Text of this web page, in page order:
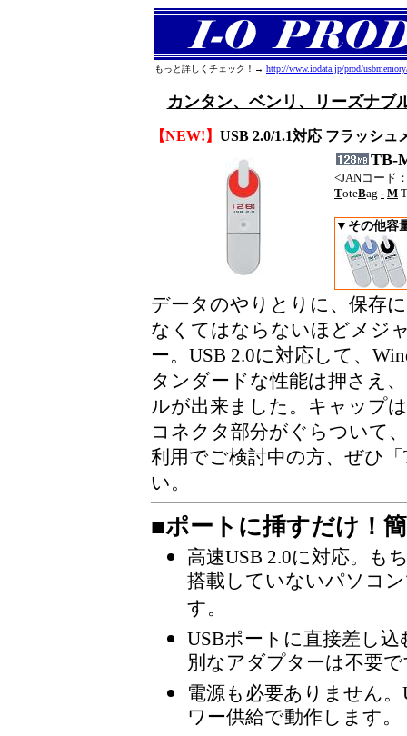
もっと詳しくチェック！→ http://www.iodata.jp/prod/
カンタン、ベンリ、リーズナブ
【NEW!】 USB 2.0/1.1対応 フラッシュ
TB-
<JANコード
ToteBag - M
▼その他容
データのやりとりに、保存
なくてはならないほどメジ
ー。USB 2.0に対応して、
タンダードな性能は押さえ
ルが出来ました。キャップ
コネクタ部分がぐらついて
利用でご検討中の方、ぜひ
い。
■ポートに挿すだけ！
高速USB 2.0に対応。も
搭載していないパソコ
す。
USBポートに直接差し
別なアダプターは不要
電源も必要ありません
ワー供給で動作します。